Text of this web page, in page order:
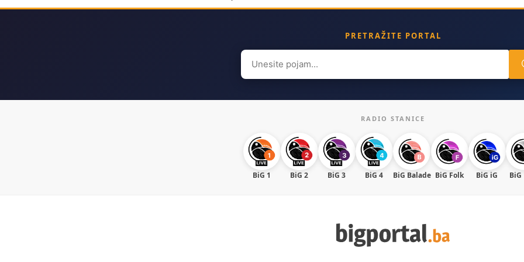
PRETRAŽITE PORTAL
Search
for:
RADIO STANICE
BiG 1 BiG 2 BiG 3 BiG 4 BiG Balade BiG Folk BiG iG BiG